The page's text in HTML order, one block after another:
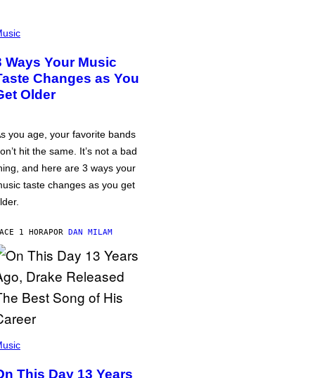
Ways Your Music
Changes as You
Older
you age, your favorite bands
hit the same. It’s not a bad
and here are 3 ways your
taste changes as you get
1 HORAPOR DAN MILAM
This Day 13 Years